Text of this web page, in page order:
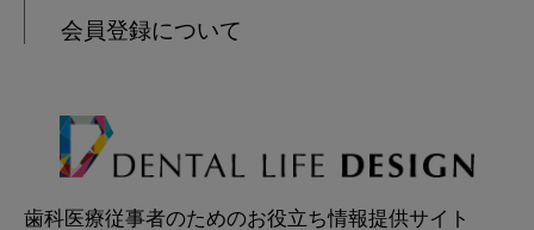
会員登録について
歯科医療従事者のためのお役立ち情報提供サイト